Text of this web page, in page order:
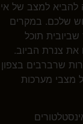
להביא למצב של אי
שלכם. במקרים
תוכל
צנרת הביוב.
שרברבים בצפון
מצבי מערכות